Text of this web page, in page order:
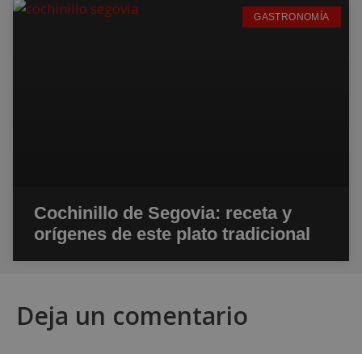
GASTRONOMÍA
Cochinillo de Segovia: receta y
orígenes de este plato tradicional
Deja un comentario